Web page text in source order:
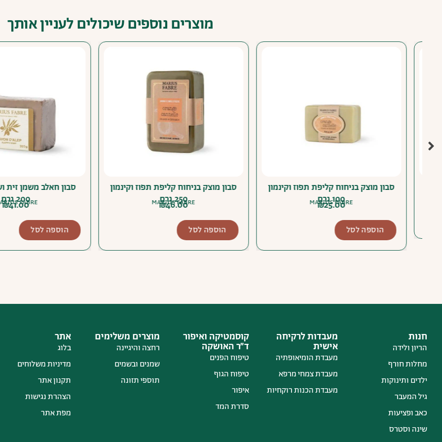
מוצרים נוספים שיכולים לעניין אותך
סבון מוצק בניחוח קליפת תפוז וקינמון
100 גרם
MARIUS FABRE
₪25.00
הוספה לסל
סבון מוצק בניחוח קליפת תפוז וקינמון
250 גרם
MARIUS FABRE
₪46.00
הוספה לסל
סבון חאלב משמן זית
200 גרם
MARIUS FABRE
₪41.00
הוספה לסל
חנות
הריון ולידה
מחלות חורף
ילדים ותינוקות
גיל המעבר
כאב ופציעות
שינה וסטרס
מעבדות לרקיחה
אישית
מעבדת הומיאופתיה
מעבדת צמחי מרפא
מעבדת הכנות רוקחיות
קוסמטיקה ואיפור
ד״ר האושקה
טיפוח הפנים
טיפוח הגוף
איפור
סדרת המד
מוצרים משלימים
רחצה והיגיינה
שמנים ובשמים
תוספי תזונה
אתר
בלוג
מדיניות משלוחים
תקנון אתר
הצהרת נגישות
מפת אתר